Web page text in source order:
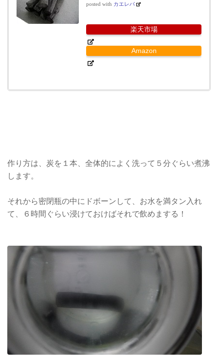
posted with カエレバ
楽天市場
Amazon
作り方は、炭を１本、全体的によく洗って５分ぐらい煮沸
します。
それから密閉瓶の中にドボーンして、お水を満タン入れ
て、６時間ぐらい浸けておけばそれで飲めまする！